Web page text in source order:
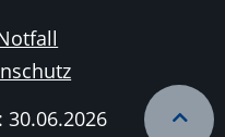
30.06.2026